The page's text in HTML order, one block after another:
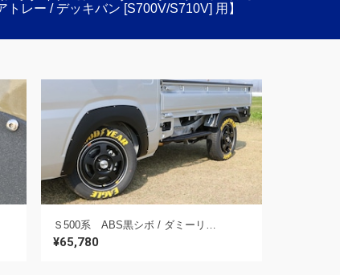
トレー / デッキバン [S700V/S710V] 用】
¥65,780